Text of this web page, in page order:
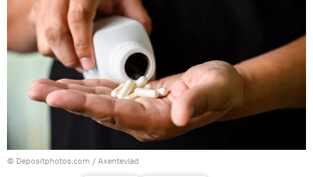
© Depositphotos.com / Аxentevlad